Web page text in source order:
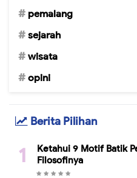
pemalang
sejarah
wisata
opini
Berita Pilihan
Ketahui 9 Motif Batik
Filosofinya